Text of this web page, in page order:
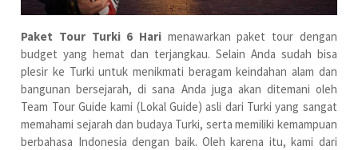
Paket Tour Turki 6 Hari menawarkan paket tour dengan
budget yang hemat dan terjangkau. Selain Anda sudah bisa
plesir ke Turki untuk menikmati beragam keindahan alam dan
bangunan bersejarah, di sana Anda juga akan ditemani oleh
Team Tour Guide kami (Lokal Guide) asli dari Turki yang sangat
memahami sejarah dan budaya Turki, serta memiliki kemampuan
berbahasa Indonesia dengan baik. Oleh karena itu, kami dari